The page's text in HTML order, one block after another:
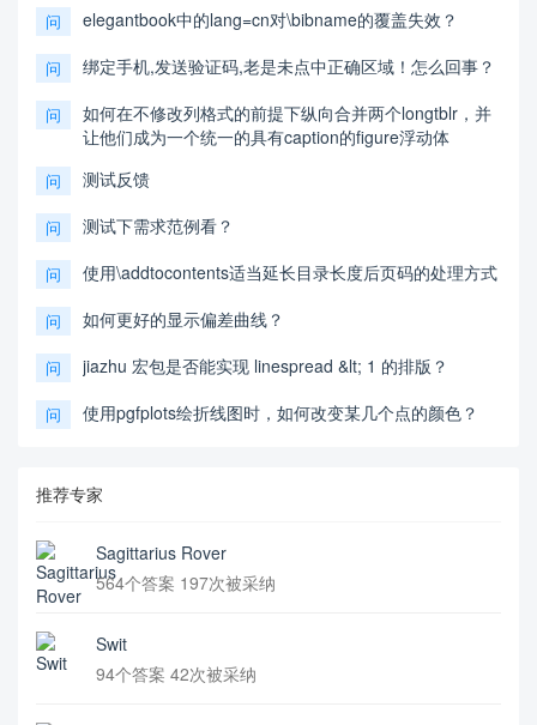
问 elegantbook中的lang=cn对\bibname的覆盖失效？
问 绑定手机,发送验证码,老是未点中正确区域！怎么回事？
问
如何在不修改列格式的前提下纵向合并两个longtblr，并
让他们成为一个统一的具有caption的figure浮动体
问 测试反馈
问 测试下需求范例看？
问 使用\addtocontents适当延长目录长度后页码的处理方式
问 如何更好的显示偏差曲线？
问 jiazhu 宏包是否能实现 linespread &lt; 1 的排版？
问 使用pgfplots绘折线图时，如何改变某几个点的颜色？
推荐专家
Sagittarius Rover
564个答案 197次被采纳
Swit
94个答案 42次被采纳